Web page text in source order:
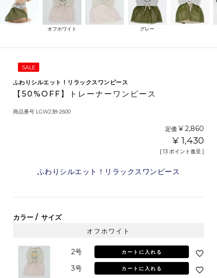
オフホワイト グレー
SALE
ふわりシルエット！リラックスワンピース
【50%OFF】トレーナーワンピース
商品番号 LGW238-2600
定価 ¥ 2,860
¥ 1,430
[ 13 ポイント進呈 ]
ふわりシルエット！リラックスワンピース
カラー サイズ
オフホワイト
2号 カートに入れる
3号 カートに入れる